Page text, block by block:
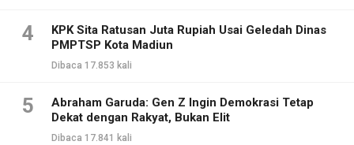
4
KPK Sita Ratusan Juta Rupiah Usai Geledah Dinas
PMPTSP Kota Madiun
Dibaca 17.853 kali
5
Abraham Garuda: Gen Z Ingin Demokrasi Tetap
Dekat dengan Rakyat, Bukan Elit
Dibaca 17.841 kali